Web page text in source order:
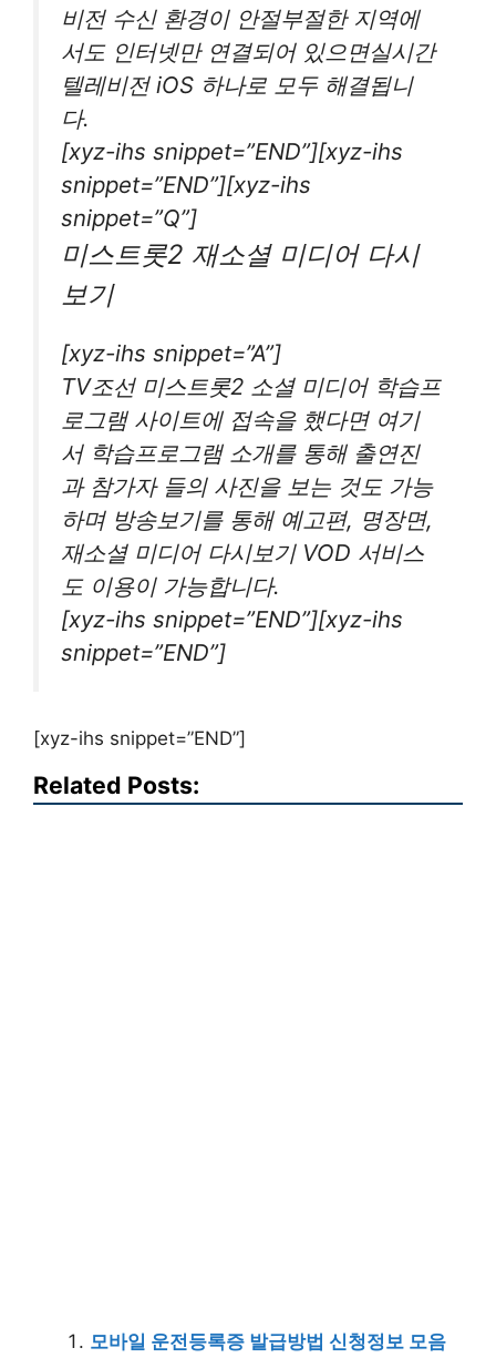
비전 수신 환경이 안절부절한 지역에
서도 인터넷만 연결되어 있으면실시간
텔레비전 iOS 하나로 모두 해결됩니
다.
[xyz-ihs snippet=”END”][xyz-ihs
snippet=”END”][xyz-ihs
snippet=”Q”]
미스트롯2 재소셜 미디어 다시
보기
[xyz-ihs snippet=”A”]
TV조선 미스트롯2 소셜 미디어 학습프
로그램 사이트에 접속을 했다면 여기
서 학습프로그램 소개를 통해 출연진
과 참가자 들의 사진을 보는 것도 가능
하며 방송보기를 통해 예고편, 명장면,
재소셜 미디어 다시보기 VOD 서비스
도 이용이 가능합니다.
[xyz-ihs snippet=”END”][xyz-ihs
snippet=”END”]
[xyz-ihs snippet=”END”]
Related Posts:
모바일 운전등록증 발급방법 신청정보 모음